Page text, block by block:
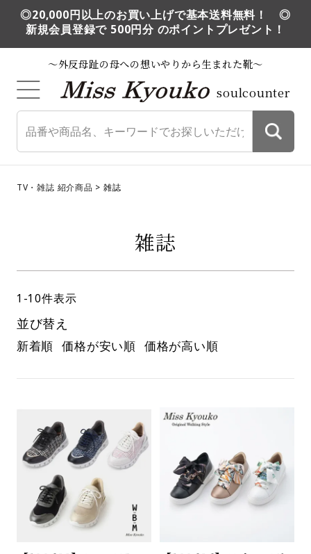
◎20,000円以上のお買い上げで基本送料無料！ ◎
新規会員登録で 500円分 のポイントプレゼント！
～外反母趾の母への想いやりから生まれた靴～
soulcounter
TV・雑誌 紹介商品 雑誌
雑誌
並び替え
新着順 価格が安い順 価格が高い順
1 -10件表示